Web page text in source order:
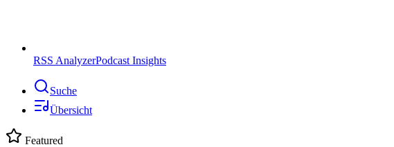
RSS AnalyzerPodcast Insights
Suche
Übersicht
Featured